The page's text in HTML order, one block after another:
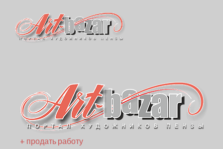
+ продать работу